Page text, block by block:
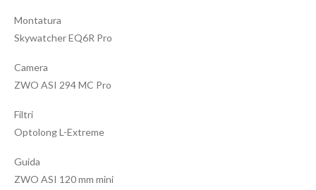
Montatura
Skywatcher EQ6R Pro
Camera
ZWO ASI 294 MC Pro
Filtri
Optolong L-Extreme
Guida
ZWO ASI 120 mm mini